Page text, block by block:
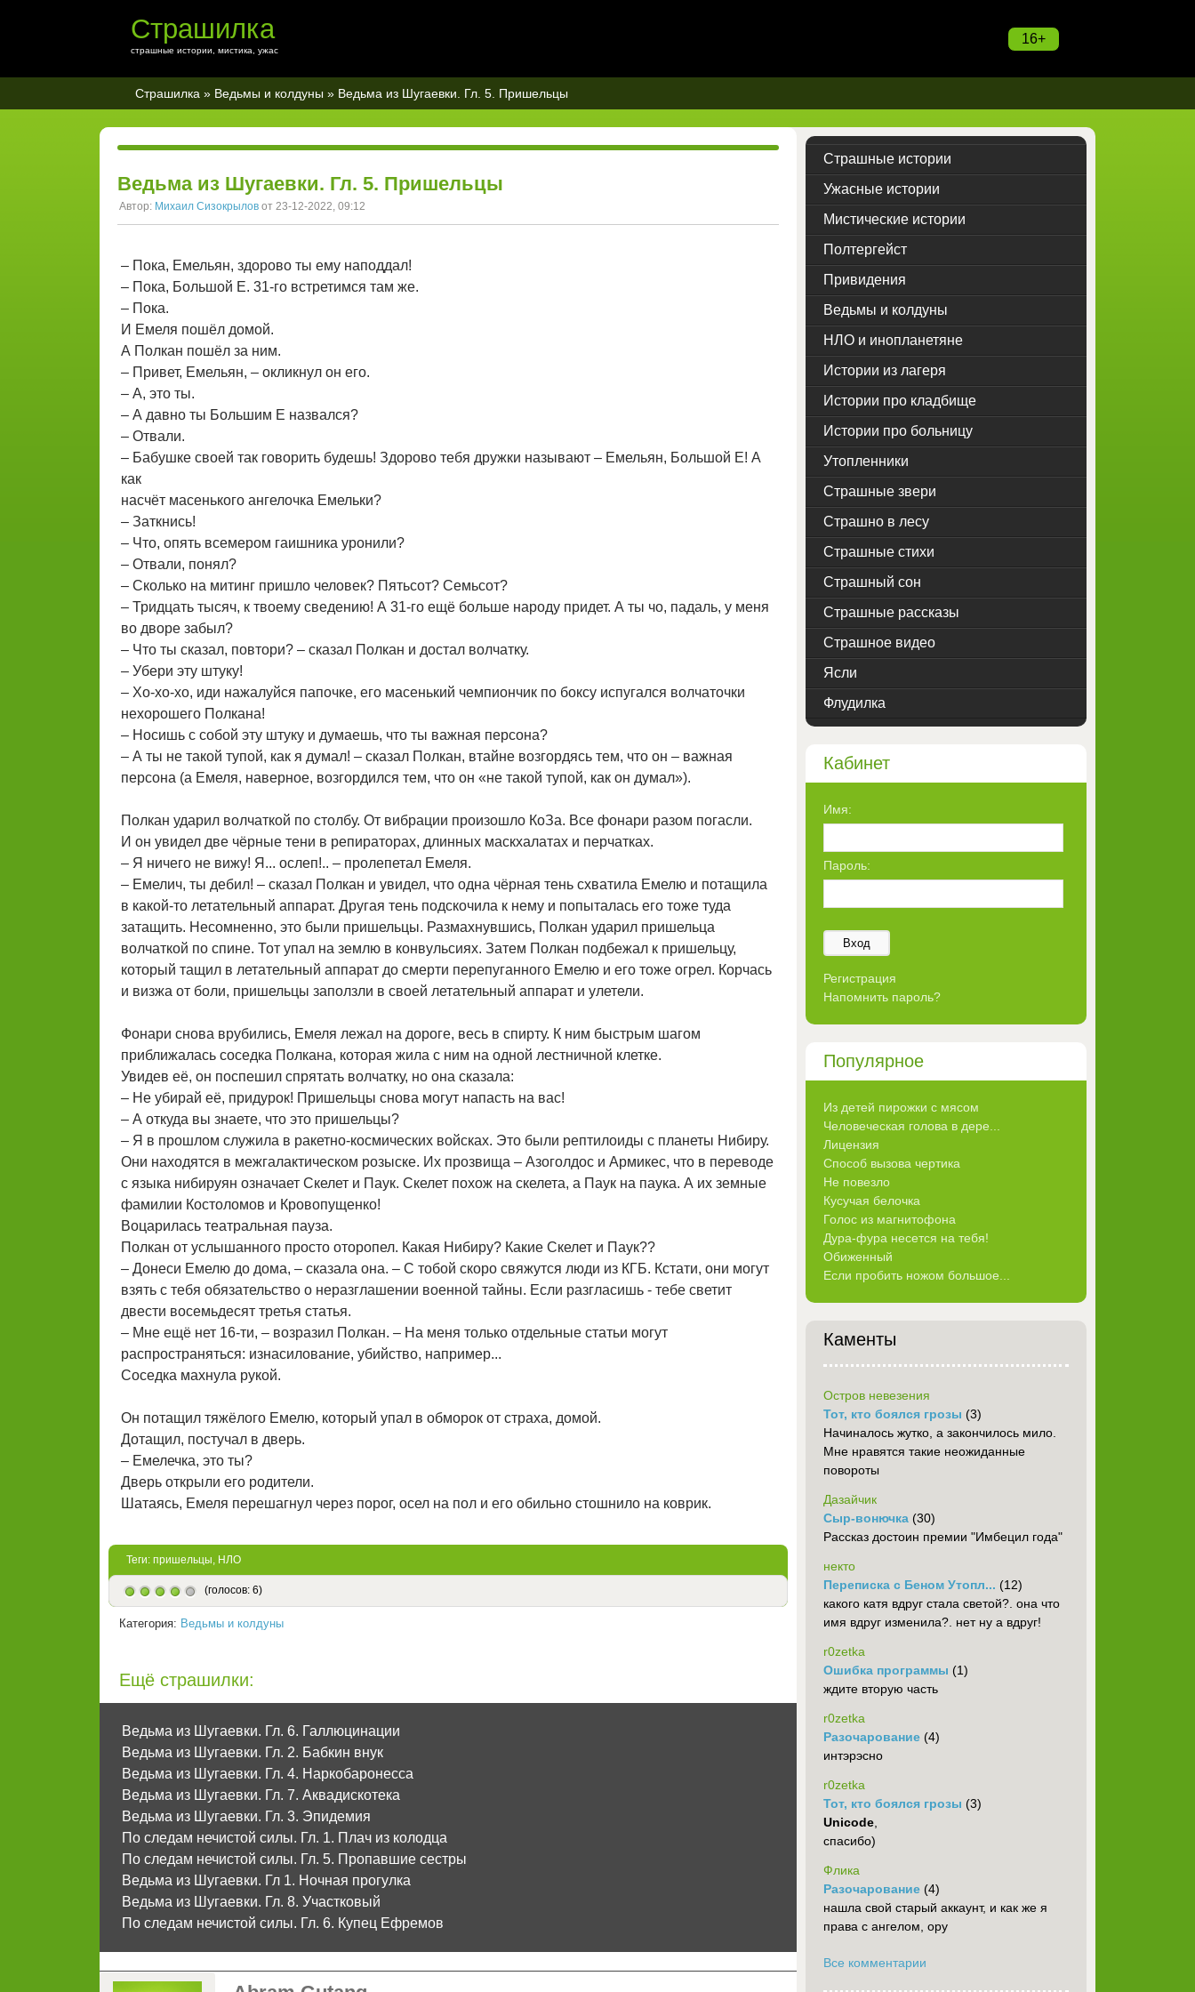
16+
Страшилка
страшные истории, мистика, ужас
Страшилка » Ведьмы и колдуны » Ведьма из Шугаевки. Гл. 5. Пришельцы
Ведьма из Шугаевки. Гл. 5. Пришельцы
Автор: Михаил Сизокрылов от 23-12-2022, 09:12
– Пока, Емельян, здорово ты ему наподдал!
– Пока, Большой Е. 31-го встретимся там же.
– Пока.
И Емеля пошёл домой.
А Полкан пошёл за ним.
– Привет, Емельян, – окликнул он его.
– А, это ты.
– А давно ты Большим Е назвался?
– Отвали.
– Бабушке своей так говорить будешь! Здорово тебя дружки называют – Емельян, Большой Е! А
как
насчёт масенького ангелочка Емельки?
– Заткнись!
– Что, опять всемером гаишника уронили?
– Отвали, понял?
– Сколько на митинг пришло человек? Пятьсот? Семьсот?
– Тридцать тысяч, к твоему сведению! А 31-го ещё больше народу придет. А ты чо, падаль, у меня
во дворе забыл?
– Что ты сказал, повтори? – сказал Полкан и достал волчатку.
– Убери эту штуку!
– Хо-хо-хо, иди нажалуйся папочке, его масенький чемпиончик по боксу испугался волчаточки
нехорошего Полкана!
– Носишь с собой эту штуку и думаешь, что ты важная персона?
– А ты не такой тупой, как я думал! – сказал Полкан, втайне возгордясь тем, что он – важная
персона (а Емеля, наверное, возгордился тем, что он «не такой тупой, как он думал»).
Полкан ударил волчаткой по столбу. От вибрации произошло КоЗа. Все фонари разом погасли.
И он увидел две чёрные тени в репираторах, длинных маскхалатах и перчатках.
– Я ничего не вижу! Я... ослеп!.. – пролепетал Емеля.
– Емелич, ты дебил! – сказал Полкан и увидел, что одна чёрная тень схватила Емелю и потащила
в какой-то летательный аппарат. Другая тень подскочила к нему и попыталась его тоже туда
затащить. Несомненно, это были пришельцы. Размахнувшись, Полкан ударил пришельца
волчаткой по спине. Тот упал на землю в конвульсиях. Затем Полкан подбежал к пришельцу,
который тащил в летательный аппарат до смерти перепуганного Емелю и его тоже огрел. Корчась
и визжа от боли, пришельцы заползли в своей летательный аппарат и улетели.
Фонари снова врубились, Емеля лежал на дороге, весь в спирту. К ним быстрым шагом
приближалась соседка Полкана, которая жила с ним на одной лестничной клетке.
Увидев её, он поспешил спрятать волчатку, но она сказала:
– Не убирай её, придурок! Пришельцы снова могут напасть на вас!
– А откуда вы знаете, что это пришельцы?
– Я в прошлом служила в ракетно-космических войсках. Это были рептилоиды с планеты Нибиру.
Они находятся в межгалактическом розыске. Их прозвища – Азоголдос и Армикес, что в переводе
с языка нибируян означает Скелет и Паук. Скелет похож на скелета, а Паук на паука. А их земные
фамилии Костоломов и Кровопущенко!
Воцарилась театральная пауза.
Полкан от услышанного просто оторопел. Какая Нибиру? Какие Скелет и Паук??
– Донеси Емелю до дома, – сказала она. – С тобой скоро свяжутся люди из КГБ. Кстати, они могут
взять с тебя обязательство о неразглашении военной тайны. Если разгласишь - тебе светит
двести восемьдесят третья статья.
– Мне ещё нет 16-ти, – возразил Полкан. – На меня только отдельные статьи могут
распространяться: изнасилование, убийство, например...
Соседка махнула рукой.
Он потащил тяжёлого Емелю, который упал в обморок от страха, домой.
Дотащил, постучал в дверь.
– Емелечка, это ты?
Дверь открыли его родители.
Шатаясь, Емеля перешагнул через порог, осел на пол и его обильно стошнило на коврик.
Теги: пришельцы, НЛО
(голосов: 6)
Категория: Ведьмы и колдуны
Ещё страшилки:
Ведьма из Шугаевки. Гл. 6. Галлюцинации
Ведьма из Шугаевки. Гл. 2. Бабкин внук
Ведьма из Шугаевки. Гл. 4. Наркобаронесса
Ведьма из Шугаевки. Гл. 7. Аквадискотека
Ведьма из Шугаевки. Гл. 3. Эпидемия
По следам нечистой силы. Гл. 1. Плач из колодца
По следам нечистой силы. Гл. 5. Пропавшие сестры
Ведьма из Шугаевки. Гл 1. Ночная прогулка
Ведьма из Шугаевки. Гл. 8. Участковый
По следам нечистой силы. Гл. 6. Купец Ефремов
Страшные истории
Ужасные истории
Мистические истории
Полтергейст
Привидения
Ведьмы и колдуны
НЛО и инопланетяне
Истории из лагеря
Истории про кладбище
Истории про больницу
Утопленники
Страшные звери
Страшно в лесу
Страшные стихи
Страшный сон
Страшные рассказы
Страшное видео
Ясли
Флудилка
Кабинет
Имя:
Пароль:
Вход
Регистрация
Напомнить пароль?
Популярное
Из детей пирожки с мясом
Человеческая голова в дере...
Лицензия
Способ вызова чертика
Не повезло
Кусучая белочка
Голос из магнитофона
Дура-фура несется на тебя!
Обиженный
Если пробить ножом большое...
Каменты
Остров невезения
Тот, кто боялся грозы (3)
Начиналось жутко, а закончилось мило.
Мне нравятся такие неожиданные
повороты
Дазайчик
Сыр-вонючка (30)
Рассказ достоин премии "Имбецил года"
некто
Переписка с Беном Утопл... (12)
какого катя вдруг стала светой?. она что
имя вдруг изменила?. нет ну а вдруг!
r0zetka
Ошибка программы (1)
ждите вторую часть
r0zetka
Разочарование (4)
интэрэсно
r0zetka
Тот, кто боялся грозы (3)
Unicode
спасибо)
Флика
Разочарование (4)
нашла свой старый аккаунт, и как же я
права с ангелом, ору
Все комментарии